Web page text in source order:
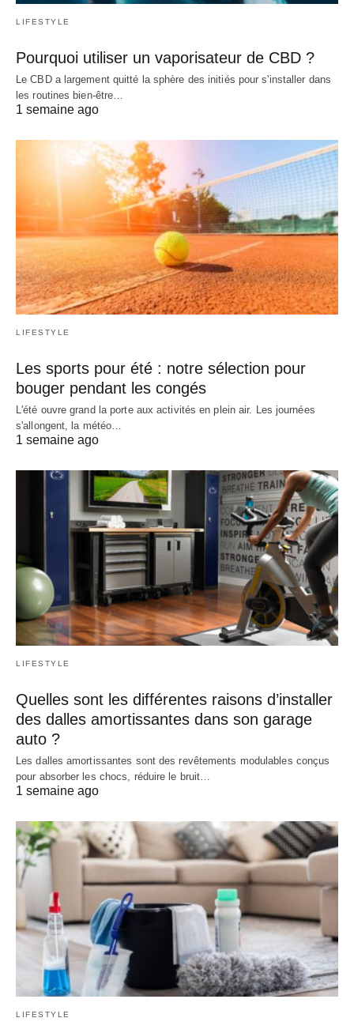
LIFESTYLE
Pourquoi utiliser un vaporisateur de CBD ?
Le CBD a largement quitté la sphère des initiés pour s'installer dans
les routines bien-être…
1 semaine ago
LIFESTYLE
Les sports pour été : notre sélection pour
bouger pendant les congés
L'été ouvre grand la porte aux activités en plein air. Les journées
s'allongent, la météo…
1 semaine ago
LIFESTYLE
Quelles sont les différentes raisons d’installer
des dalles amortissantes dans son garage
auto ?
Les dalles amortissantes sont des revêtements modulables conçus
pour absorber les chocs, réduire le bruit…
1 semaine ago
LIFESTYLE